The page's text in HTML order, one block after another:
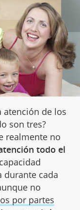
atención de los
son tres?
realmente no
todo el
durante cada
no
por partes